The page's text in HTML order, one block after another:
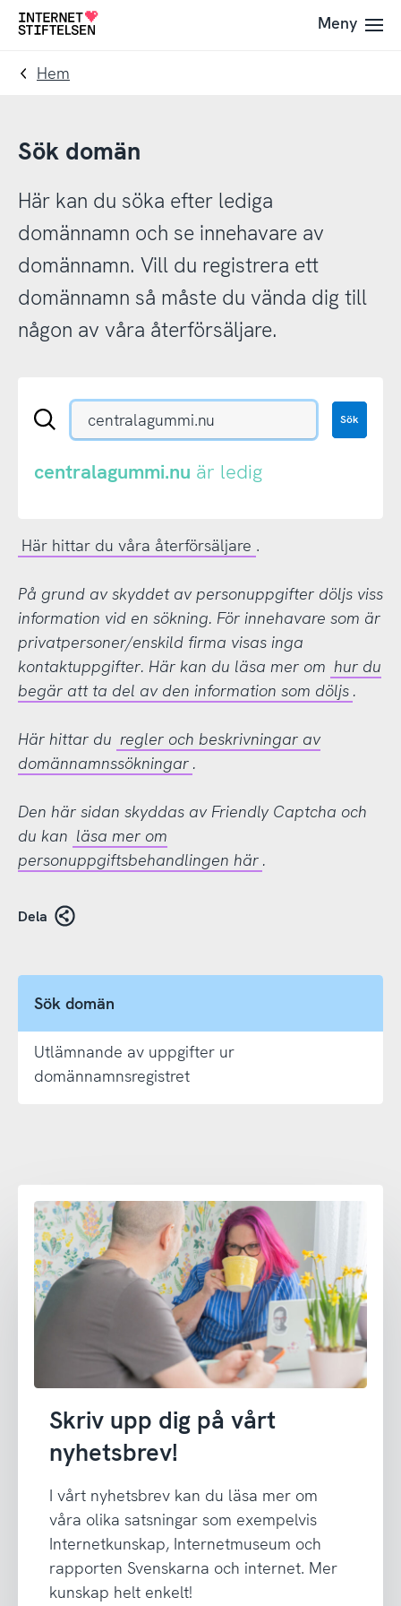
Till
navigering
Till
innehåll
Till
Meny
Hem
Sök domän
Här kan du söka efter lediga
domännamn och se innehavare av
domännamn. Vill du registrera ett
domännamn så måste du vända dig till
någon av våra återförsäljare.
Sök
eller
Sök
centralagummi.nu är ledig
Här hittar du våra återförsäljare .
På grund av skyddet av personuppgifter döljs viss
information vid en sökning. För innehavare som är
privatpersoner/enskild firma visas inga
kontaktuppgifter. Här kan du läsa mer om hur du
begär att ta del av den information som döljs .
Här hittar du regler och beskrivningar av
domännamnssökningar .
Den här sidan skyddas av Friendly Captcha och
du kan läsa mer om
personuppgiftsbehandlingen här .
Dela
Sök domän
Utlämnande av uppgifter ur
domännamnsregistret
Skriv upp dig på vårt
nyhetsbrev!
I vårt nyhetsbrev kan du läsa mer om
våra olika satsningar som exempelvis
Internetkunskap, Internetmuseum och
rapporten Svenskarna och internet. Mer
kunskap helt enkelt!